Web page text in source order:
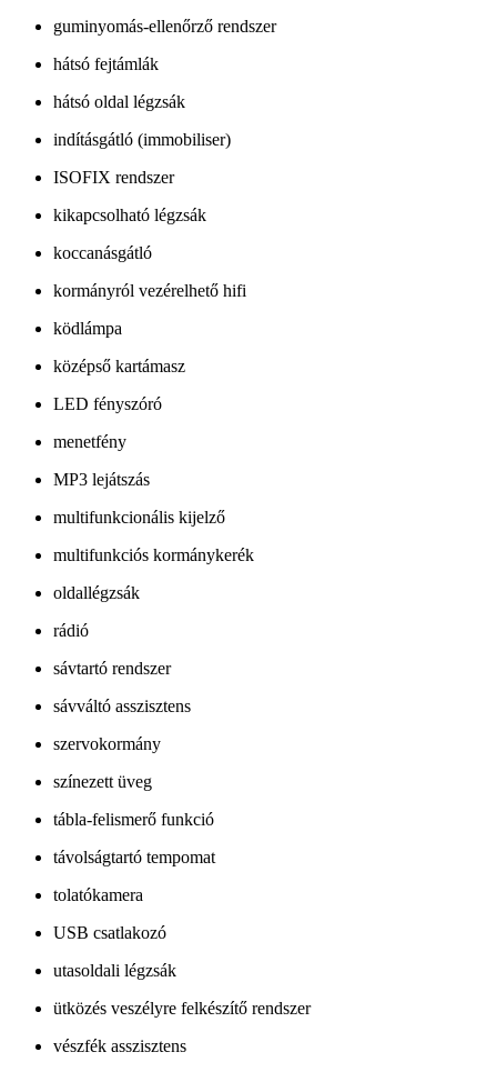
guminyomás-ellenőrző rendszer
hátsó fejtámlák
hátsó oldal légzsák
indításgátló (immobiliser)
ISOFIX rendszer
kikapcsolható légzsák
koccanásgátló
kormányról vezérelhető hifi
ködlámpa
középső kartámasz
LED fényszóró
menetfény
MP3 lejátszás
multifunkcionális kijelző
multifunkciós kormánykerék
oldallégzsák
rádió
sávtartó rendszer
sávváltó asszisztens
szervokormány
színezett üveg
tábla-felismerő funkció
távolságtartó tempomat
tolatókamera
USB csatlakozó
utasoldali légzsák
ütközés veszélyre felkészítő rendszer
vészfék asszisztens